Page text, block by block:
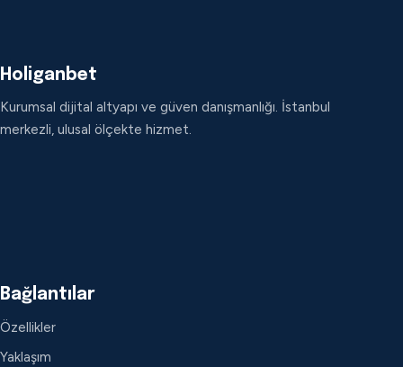
Holiganbet
Kurumsal dijital altyapı ve güven danışmanlığı. İstanbul
merkezli, ulusal ölçekte hizmet.
Bağlantılar
Özellikler
Yaklaşım